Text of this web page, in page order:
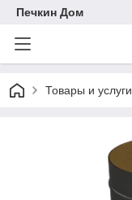
Печкин Дом
Товары и услуги